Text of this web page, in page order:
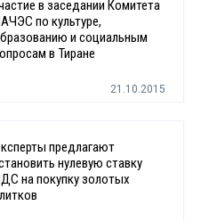
в заседании Комитета
по культуре,
и социальным
в Тиране
21.10.2015
предлагают
нулевую ставку
на покупку золотых